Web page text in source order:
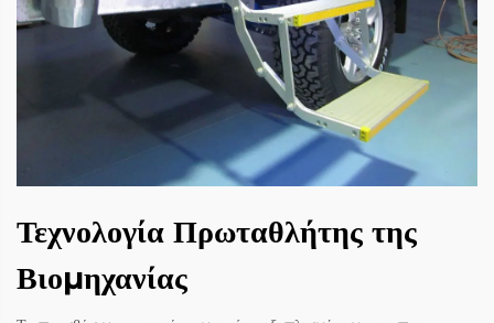
Τεχνολογία Πρωταθλήτης της
Βιομηχανίας